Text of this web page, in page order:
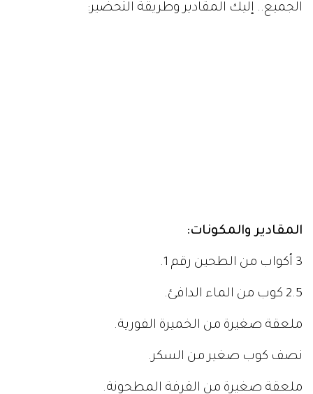
الجميع.. إليك المقادير وطريقة التحضير:
المقادير والمكونات:
3 أكواب من الطحين رقم 1.
2.5 كوب من الماء الدافئ.
ملعقة صغيرة من الخميرة الفورية.
نصف كوب صغير من السكر.
ملعقة صغيرة من القرفة المطحونة.